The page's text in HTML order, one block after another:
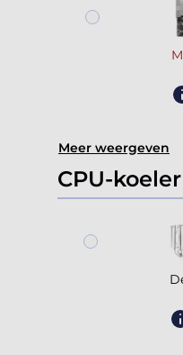
Meer weergeven
CPU-koeler